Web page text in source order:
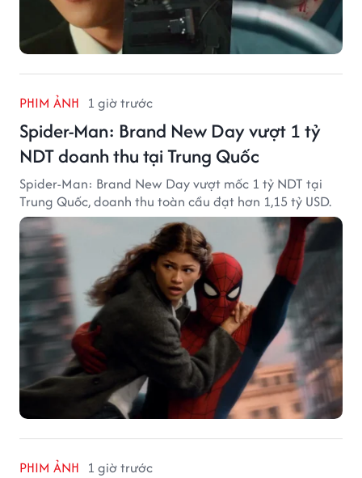
PHIM ẢNH 1 giờ trước
Spider-Man: Brand New Day vượt 1 tỷ
NDT doanh thu tại Trung Quốc
Spider-Man: Brand New Day vượt mốc 1 tỷ NDT tại
Trung Quốc, doanh thu toàn cầu đạt hơn 1,15 tỷ USD.
PHIM ẢNH 1 giờ trước